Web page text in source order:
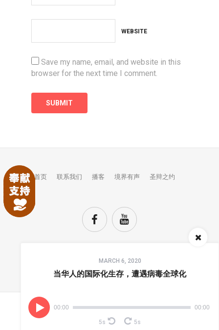
WEBSITE
Save my name, email, and website in this
browser for the next time I comment.
MARCH 6, 2020
当华人的国际化生存，遭遇病毒全球化
00:00 00:00
5s 5s
首页 联系我们 播客 境界有声 圣辩之约
TOP